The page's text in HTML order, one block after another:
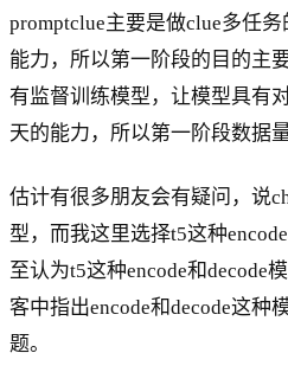
promptclue主要是做clue多任
能力，所以第一阶段的目的主
有监督训练模型，让模型具有
天的能力，所以第一阶段数据
估计有很多朋友会有疑问，说
型，而我这里选择t5这种
至认为t5这种encode和decode
客中指出encode和decode这种
题。